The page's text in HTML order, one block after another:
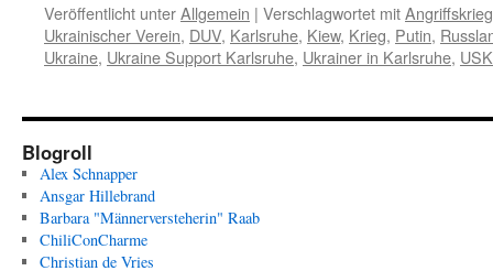
Veröffentlicht unterAllgemein | Verschlagwortet mitAngriffskrieg
Ukrainischer Verein, DUV, Karlsruhe, Kiew, Krieg, Putin,
Ukraine, Ukraine Support Karlsruhe, Ukrainer in Karlsruhe,
Blogroll
Alex Schnapper
Ansgar Hillebrand
Barbara "Männerversteherin" Raab
ChiliConCharme
Christian de Vries